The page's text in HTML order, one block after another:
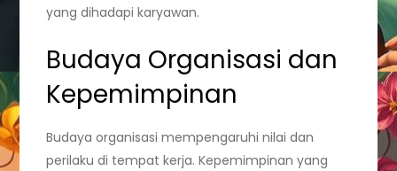
yang dihadapi karyawan.
Budaya Organisasi dan
Kepemimpinan
Budaya organisasi mempengaruhi nilai dan
perilaku di tempat kerja. Kepemimpinan yang